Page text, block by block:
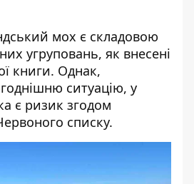
мох є складовою
угруповань, як внесені
книги. Однак,
ситуацію, у
є ризик згодом
списку.